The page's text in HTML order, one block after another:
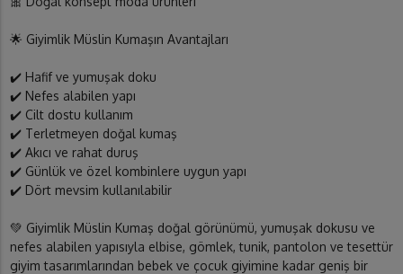
🌟 Giyimlik Müslin Kumaşın Avantajları
✔️ Hafif ve yumuşak doku
✔️ Nefes alabilen yapı
✔️ Cilt dostu kullanım
✔️ Terletmeyen doğal kumaş
✔️ Akıcı ve rahat duruş
✔️ Günlük ve özel kombinlere uygun yapı
✔️ Dört mevsim kullanılabilir
💚 Giyimlik Müslin Kumaş doğal görünümü, yumuşak dokusu ve
nefes alabilen yapısıyla elbise, gömlek, tunik, pantolon ve tesettür
giyim tasarımlarından bebek ve çocuk giyimine kadar geniş bir